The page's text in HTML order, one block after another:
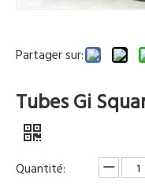
Partager sur:
Tubes Gi
Quantité: